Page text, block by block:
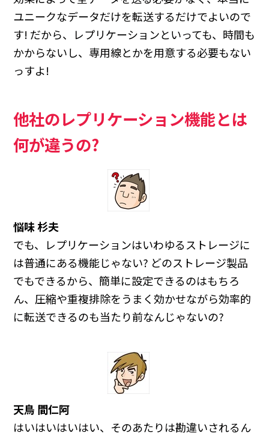
ユニークなデータだけを転送するだけでよいので
す! だから、レプリケーションといっても、時間も
かからないし、専用線とかを用意する必要もない
っすよ!
他社のレプリケーション機能とは
何が違うの?
悩味 杉夫
でも、レプリケーションはいわゆるストレージに
は普通にある機能じゃない? どのストレージ製品
でもできるから、簡単に設定できるのはもちろ
ん、圧縮や重複排除をうまく効かせながら効率的
に転送できるのも当たり前なんじゃないの?
天鳥 間仁阿
はいはいはいはい、そのあたりは勘違いされるん